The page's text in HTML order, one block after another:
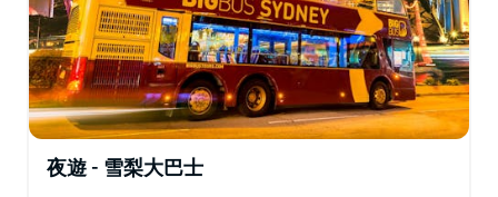
夜遊 - 雪梨大巴士